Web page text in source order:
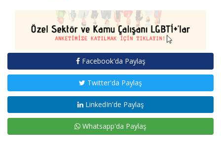
Facebook'da Paylaş
Twitter'da Paylaş
LinkedIn'de Paylaş
Whatsapp'da Paylaş